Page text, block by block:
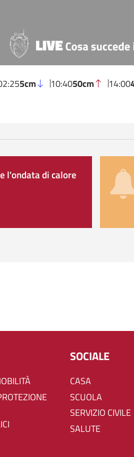
5cm 10:4050cm 14:00
l'ondata di calore
SOCIALE
CASA
SCUOLA
SERVIZIO CIVILE
SALUTE